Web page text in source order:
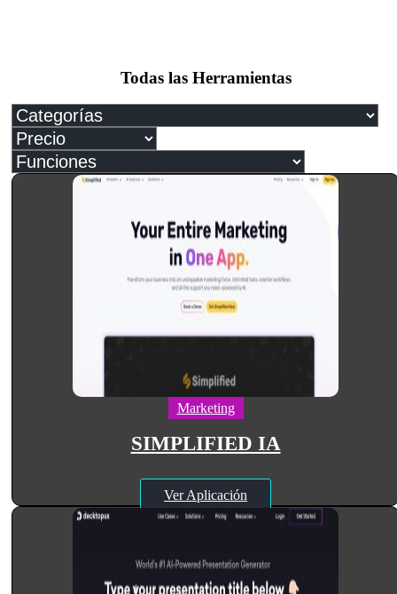
Todas las Herramientas
Marketing
SIMPLIFIED IA
Ver Aplicación